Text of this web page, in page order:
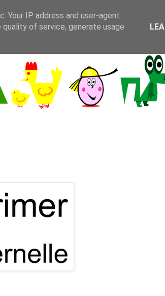
Your IP address and user-agent
of service, generate usage